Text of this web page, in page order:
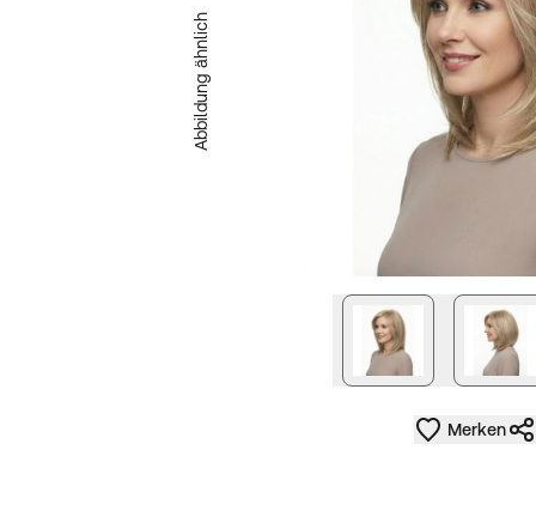
Abbildung ähnlich
nächstes Bild
Merken